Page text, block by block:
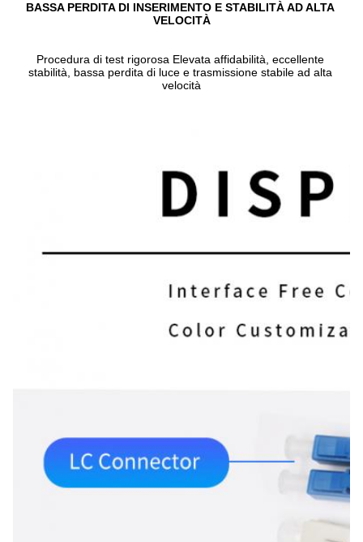
BASSA PERDITA DI INSERIMENTO E STABILITÀ AD ALTA
VELOCITÀ
Procedura di test rigorosa Elevata affidabilità, eccellente
stabilità, bassa perdita di luce e trasmissione stabile ad alta
velocità